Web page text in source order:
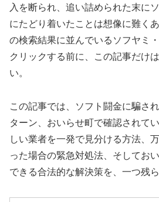
入を断られ、追い詰められた末に
にたどり着いたことは想像に難く
の検索結果に並んでいるソフヤミ
クリックする前に、この記事だけ
い。
この記事では、ソフト闘金に騙さ
ターン、おいらせ町で確認されて
しい業者を一発で見分ける方法、
った場合の緊急対処法、そしてお
できる合法的な解決策を、一つ残